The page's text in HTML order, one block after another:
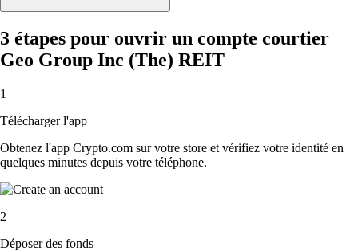
3 étapes pour ouvrir un compte courtier
Geo Group Inc (The) REIT
1
Télécharger l'app
Obtenez l'app Crypto.com sur votre store et vérifiez votre identité en
quelques minutes depuis votre téléphone.
2
Déposer des fonds